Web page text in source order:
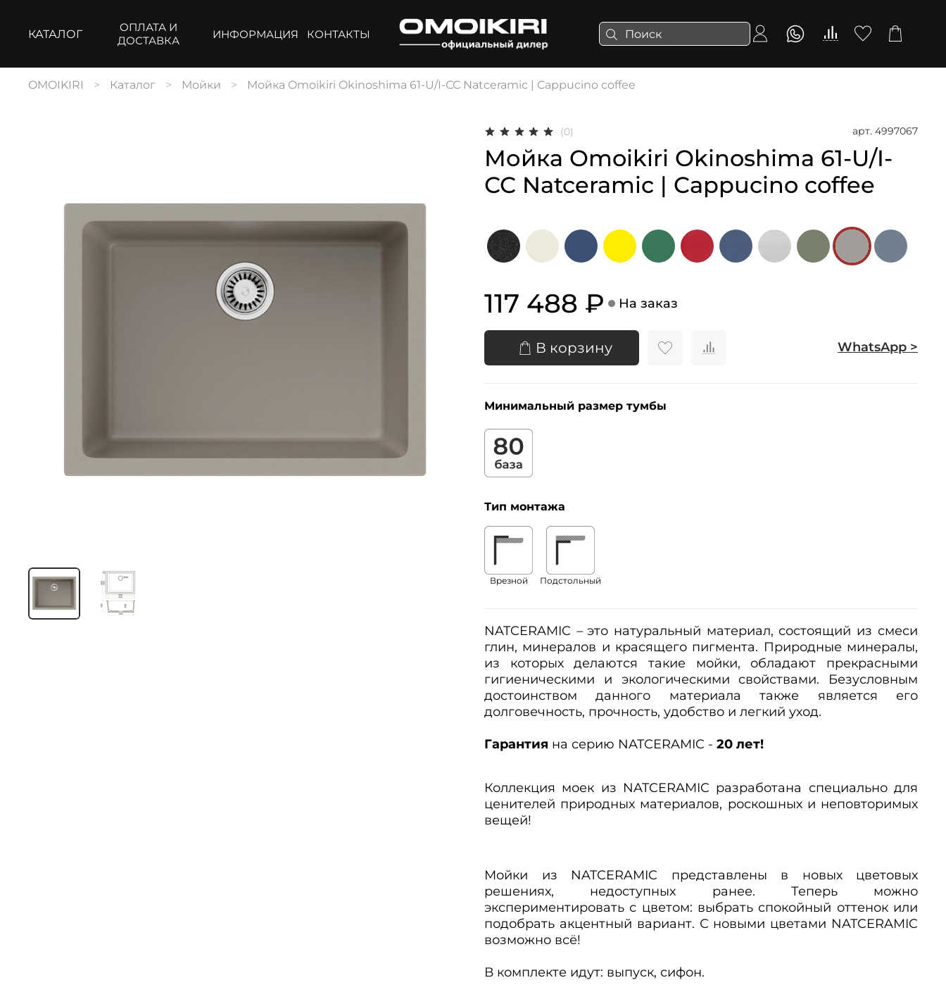
КАТАЛОГ
ОПЛАТА И
ДОСТАВКА
ИНФОРМАЦИЯ КОНТАКТЫ
OMOIKIRI Каталог Мойки Мойка Omoikiri Okinoshima 61-U/I-СС Natceramic | Cappucino coffee
(0) арт. 4997067
Мойка Omoikiri Okinoshima 61-U/I-
СС Natceramic | Cappucino coffee
117 488 ₽ На заказ
В корзину WhatsApp >
Минимальный размер тумбы
Тип монтажа
Врезной Подстольный
NATCERAMIC – это натуральный материал, состоящий из смеси
глин, минералов и красящего пигмента. Природные минералы,
из которых делаются такие мойки, обладают прекрасными
гигиеническими и экологическими свойствами. Безусловным
достоинством данного материала также является его
долговечность, прочность, удобство и легкий уход.
Гарантия на серию NATCERAMIC - 20 лет!
Коллекция моек из NATCERAMIC разработана специально для
ценителей природных материалов, роскошных и неповторимых
вещей!
Мойки из NATCERAMIC представлены в новых цветовых
решениях, недоступных ранее. Теперь можно
экспериментировать с цветом: выбрать спокойный оттенок или
подобрать акцентный вариант. С новыми цветами NATCERAMIC
возможно всё!
В комплекте идут: выпуск, сифон.